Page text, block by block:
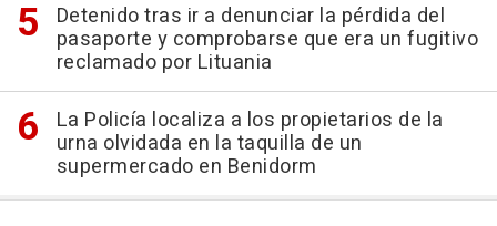
Detenido tras ir a denunciar la pérdida del
pasaporte y comprobarse que era un fugitivo
reclamado por Lituania
La Policía localiza a los propietarios de la
urna olvidada en la taquilla de un
supermercado en Benidorm